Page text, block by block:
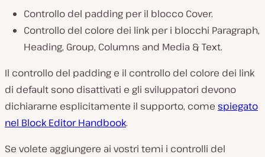
Controllo del padding per il blocco Cover.
Controllo del colore dei link per i blocchi Paragraph,
Heading, Group, Columns and Media & Text.
Il controllo del padding e il controllo del colore dei link
di default sono disattivati e gli sviluppatori devono
dichiararne esplicitamente il supporto, come spiegato
nel Block Editor Handbook.
Se volete aggiungere ai vostri temi i controlli del